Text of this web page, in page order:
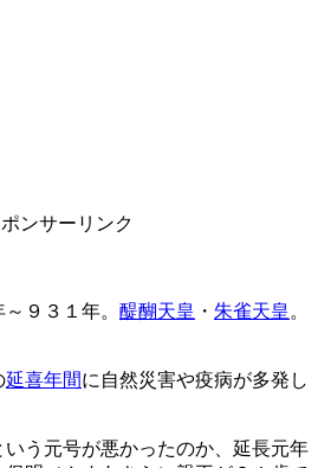
ンサーリンク
９３１年。 醍醐天皇 ・ 朱雀天皇 。
延喜年間に自然災害や疫病が多発し
う元号が悪かったのか、延長元年